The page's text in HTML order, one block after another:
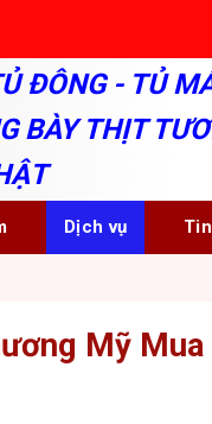
ĐÔNG - TỦ
BÀY THỊT
Dịch vụ
Mỹ